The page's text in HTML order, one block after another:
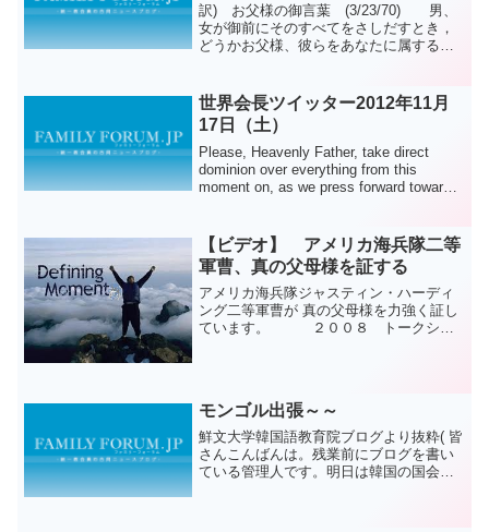
訳) お父様の御言葉 (3/23/70) 男、
女が御前にそのすべてをさしだすとき，
どうかお父様、彼らをあなたに属するも
himself/...
世界会長ツイッター2012年11月
17日（土）
Please, Heavenly Father, take direct
dominion over everything from this
moment on, as we press forward toward
【ビデオ】 アメリカ海兵隊二等
軍曹、真の父母様を証する
アメリカ海兵隊ジャスティン・ハーディ
ング二等軍曹が 真の父母様を力強く証し
ています。 ２００８ トークショ
モンゴル出張～～
鮮文大学韓国語教育院ブログより抜粋( 皆
さんこんばんは。残業前にブログを書い
ている管理人です。明日は韓国の国会議